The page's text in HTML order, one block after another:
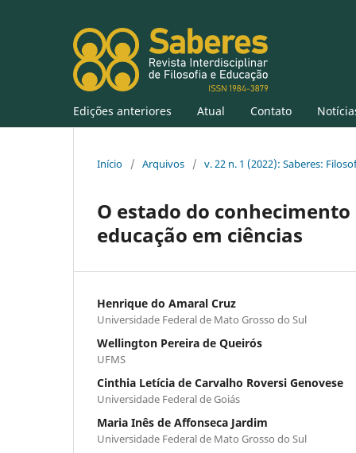
Edições anteriores Atual Contato
Início / Arquivos / v. 22 n. 1 (2022): Saberes:
O estado do
educação em ciências
Henrique do Amaral Cruz
Universidade Federal de Mato Grosso do Sul
Wellington Pereira de Queirós
UFMS
Cinthia Letícia de Carvalho Roversi Genovese
Universidade Federal de Goiás
Maria Inês de Affonseca Jardim
Universidade Federal de Mato Grosso do Sul